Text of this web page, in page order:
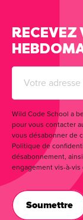
RECEVEZ
Wild Code School a
pour vous contacter
vous désabonner de
Politique de
désabonnement,
engagement vis-à-